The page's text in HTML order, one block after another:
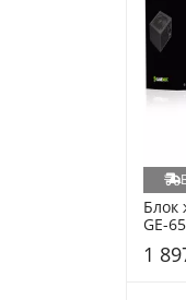
Блок
GE-
1